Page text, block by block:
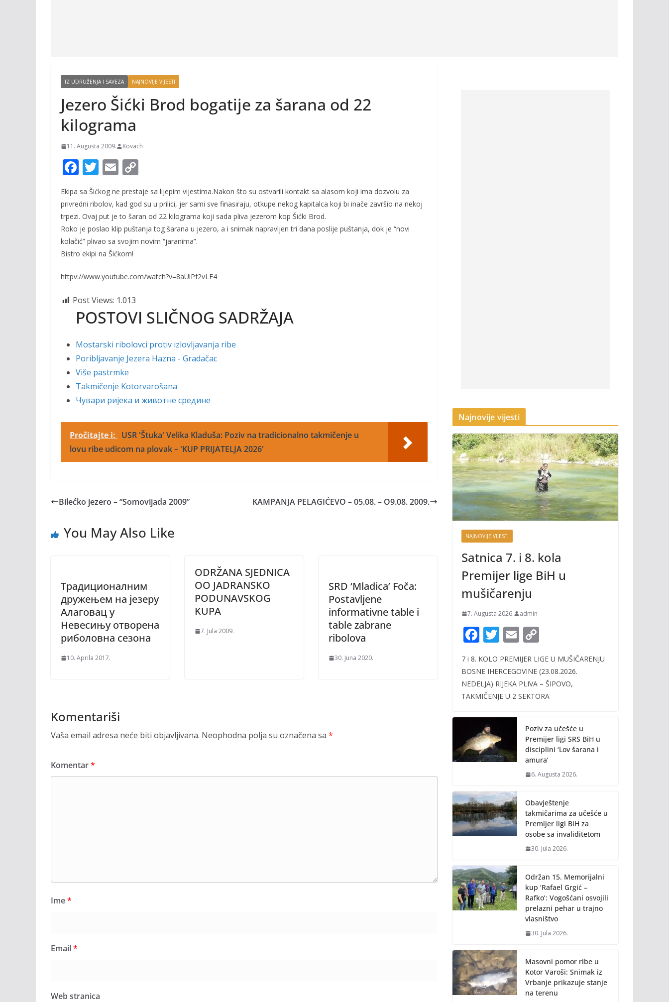
IZ UDRUŽENJA I SAVEZA NAJNOVIJE VIJESTI
Jezero Šićki Brod bogatije za šarana od 22
kilograma
11. Augusta 2009. Kovach
F
ac
e
b
o
o
k
T
w
itt
er
E
ai
l
p
y
Li
n
Ekipa sa Šićkog ne prestaje sa lijepim vijestima.Nakon što su ostvarili kontakt sa alasom koji ima dozvolu za
privredni ribolov, kad god su u prilici, jer sami sve finasiraju, otkupe nekog kapitalca koji bi inače završio na nekoj
trpezi. Ovaj put je to šaran od 22 kilograma koji sada pliva jezerom kop Šićki Brod.
Roko je poslao klip puštanja tog šarana u jezero, a i snimak napravljen tri dana poslije puštanja, dok je “novi
kolačić” plivao sa svojim novim “jaranima”.
Bistro ekipi na Šićkom!
httpv://www.youtube.com/watch?v=8aUiPf2vLF4
Post Views: 1.013
POSTOVI SLIČNOG SADRŽAJA
Mostarski ribolovci protiv izlovljavanja ribe
Poribljavanje Jezera Hazna - Gradačac
Više pastrmke
Takmičenje Kotorvarošana
Чувари ријека и животне средине
Pročitajte i:
USR 'Štuka' Velika Kladuša: Poziv na tradicionalno takmičenje u
lovu ribe udicom na plovak – 'KUP PRIJATELJA 2026'
Bilećko jezero – “Somovijada 2009” KAMPANJA PELAGIĆEVO – 05.08. – O9.08. 2009.
You May Also Like
Традиционалним
дружењем на језеру
Aлаговац у
Hевесињу отворена
риболовна сезона
10. Aprila 2017.
ODRŽANA SJEDNICA
OO JADRANSKO
PODUNAVSKOG
KUPA
7. Jula 2009.
SRD ‘Mladica’ Foča:
Postavljene
informativne table i
table zabrane
ribolova
30. Juna 2020.
Komentariši
Vaša email adresa neće biti objavljivana. Neophodna polja su označena sa *
Komentar*
Ime*
Email*
Web stranica
Najnovije vijesti
NAJNOVIJE VIJESTI
Satnica 7. i 8. kola
Premijer lige BiH u
mušičarenju
7. Augusta 2026. admin
F
e
b
o
o
k
T
itt
er
E
ai
l
p
y
Li
k
7 i 8. KOLO PREMIJER LIGE U MUŠIČARENJU
BOSNE IHERCEGOVINE (23.08.2026.
NEDELJA) RIJEKA PLIVA – ŠIPOVO,
TAKMIČENJE U 2 SEKTORA
Poziv za učešće u
Premijer ligi SRS BiH u
disciplini ‘Lov šarana i
amura’
6. Augusta 2026.
Obavještenje
takmičarima za učešće u
Premijer ligi BiH za
osobe sa invaliditetom
30. Jula 2026.
Održan 15. Memorijalni
kup ‘Rafael Grgić –
Rafko’: Vogošćani osvojili
prelazni pehar u trajno
vlasništvo
30. Jula 2026.
Masovni pomor ribe u
Kotor Varoši: Snimak iz
Vrbanje prikazuje stanje
na terenu